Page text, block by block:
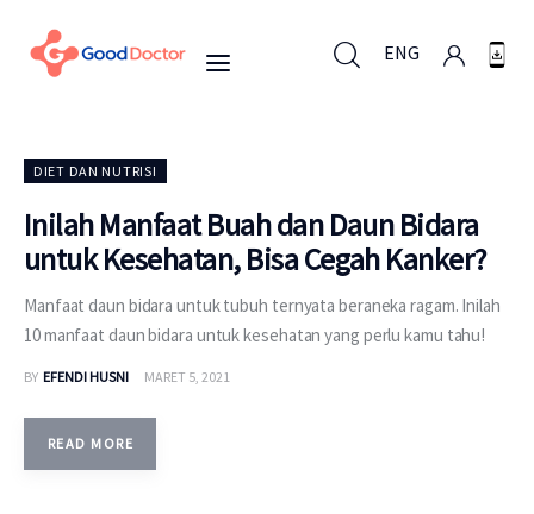
ENG
Untuk Bisnis
Untuk Anda
Mengapa Good Doctor
Berita
DIET DAN NUTRISI
Inilah Manfaat Buah dan Daun Bidara
untuk Kesehatan, Bisa Cegah Kanker?
Manfaat daun bidara untuk tubuh ternyata beraneka ragam. Inilah
10 manfaat daun bidara untuk kesehatan yang perlu kamu tahu!
BY EFENDI HUSNI MARET 5, 2021
READ MORE